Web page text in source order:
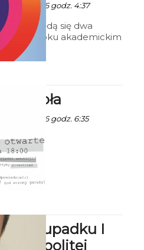
2016 godz. 4:37
odbędą się dwa
w tym roku akademickim
zawodowego w
Politechniki
szkoła
Czerwca 2016 godz. 6:35
upadku I